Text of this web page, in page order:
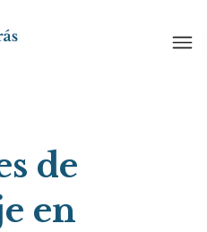
de
en